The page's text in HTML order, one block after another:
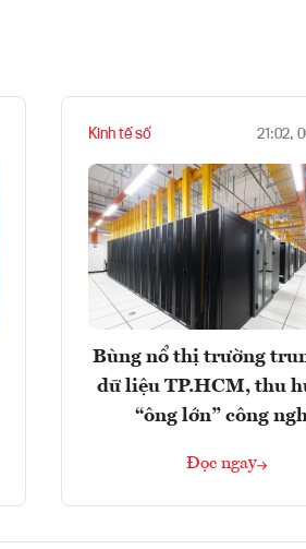
Kinh tế số 21:02,
Bùng nổ thị trường
dữ liệu TP.HCM, thu
“ông lớn” công
Đọc ngay